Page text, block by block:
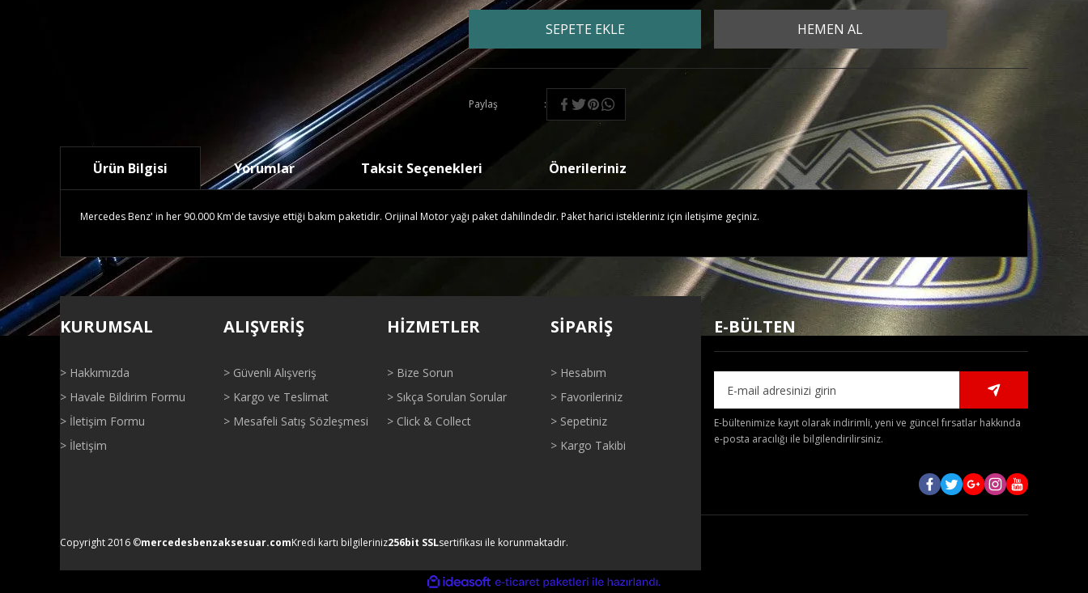
SEPETE EKLE HEMEN AL
Paylaş
Ürün Bilgisi Yorumlar Taksit Seçenekleri Önerileriniz
Mercedes Benz' in her 90.000 Km'de tavsiye ettiği bakım paketidir. Orijinal Motor yağı paket dahilindedir. Paket harici istekleriniz için iletişime geçiniz.
Bu ürünün fiyat bilgisi, resim, ürün açıklamalarında ve diğer konularda yetersiz gördüğünüz noktaları öneri formunu kullanarak tarafımıza iletebilirsiniz.
Görüş ve önerileriniz için teşekkür ederiz.
Ürün resmi kalitesiz, bozuk veya görüntülenemiyor.
Ürün fiyatı diğer sitelerden daha pahalı.
Gönder
KURUMSAL
> Hakkımızda
> Havale Bildirim Formu
> İletişim Formu
> İletişim
ALIŞVERİŞ
> Güvenli Alışveriş
> Kargo ve Teslimat
> Mesafeli Satış Sözleşmesi
HİZMETLER
> Bize Sorun
> Sıkça Sorulan Sorular
> Click & Collect
SİPARİŞ
> Hesabım
> Favorileriniz
> Sepetiniz
> Kargo Takibi
E-BÜLTEN
E-bültenimize kayıt olarak indirimli, yeni ve güncel fırsatlar hakkında
e-posta aracılığı ile bilgilendirilirsiniz.
Copyright 2016 ©mercedesbenzaksesuar.comKredi kartı bilgileriniz256bit SSLsertifikası ile korunmaktadır.
ideasoft
e-